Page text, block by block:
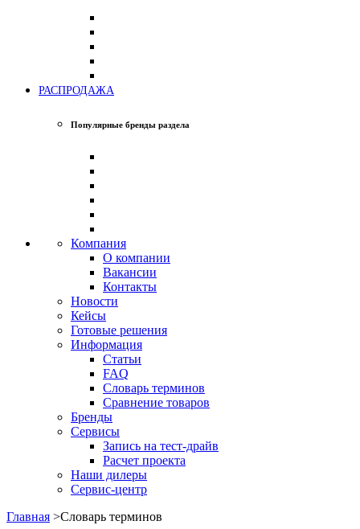
РАСПРОДАЖА
Популярные бренды раздела
Компания
О компании
Вакансии
Контакты
Новости
Кейсы
Готовые решения
Информация
Статьи
FAQ
Словарь терминов
Сравнение товаров
Бренды
Сервисы
Запись на тест-драйв
Расчет проекта
Наши дилеры
Сервис-центр
Главная >Словарь терминов